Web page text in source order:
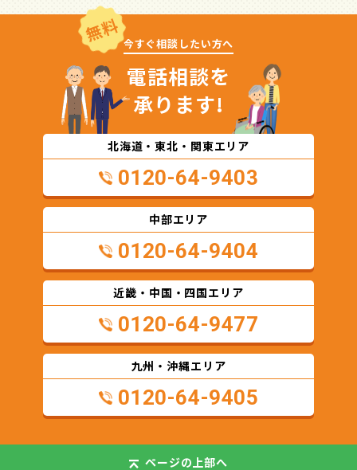
無料 今すぐ相談したい方へ
電話相談を
承ります!
北海道・東北・関東エリア
0120-64-9403
中部エリア
0120-64-9404
近畿・中国・四国エリア
0120-64-9477
九州・沖縄エリア
0120-64-9405
ページの上部へ